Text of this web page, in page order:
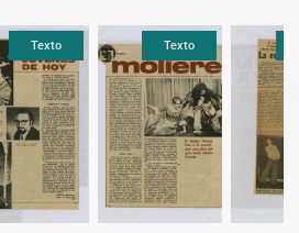
Texto Texto